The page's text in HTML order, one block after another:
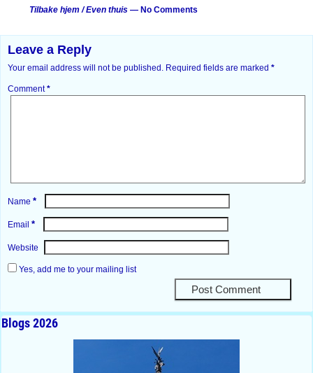
Tilbake hjem / Even thuis — No Comments
Leave a Reply
Your email address will not be published. Required fields are marked *
Comment*
Name *
Email *
Website
Yes, add me to your mailing list
Blogs 2026